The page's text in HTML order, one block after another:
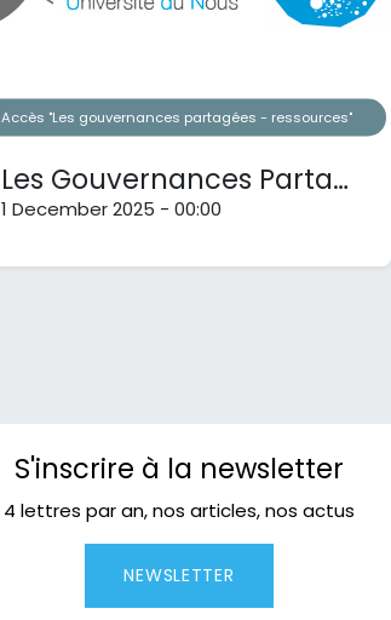
Accès "Les gouvernances partagées - ressources"
Les Gouvernances Partagées : Ressources en ligne
1 December 2025 - 00:00
S'inscrire à la newsletter
4 lettres par an, nos articles, nos actus
NEWSLETTER